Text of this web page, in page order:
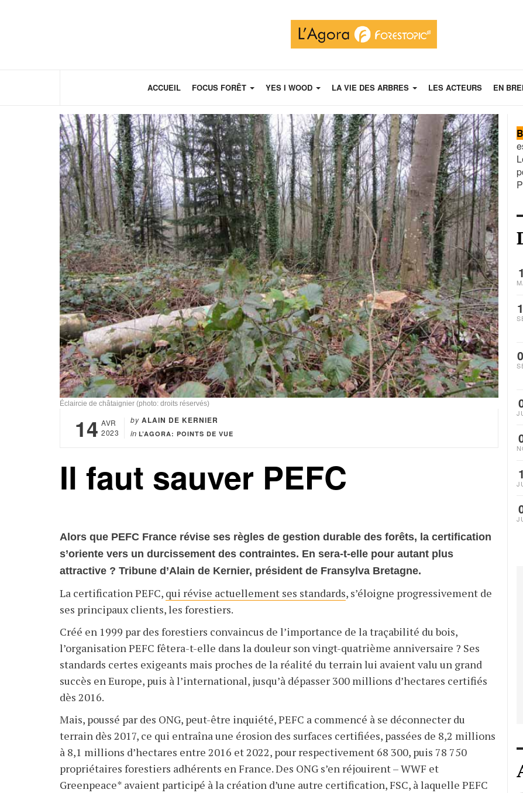
ACCUEIL FOCUS FORÊT YES I WOOD LA VIE DES ARBRES LES ACTEURS EN
Éclaircie de châtaignier (photo: droits réservés)
14 AVR
2023
by ALAIN DE KERNIER
in L’AGORA: POINTS DE VUE
Il faut sauver PEFC
Alors que PEFC France révise ses règles de gestion durable des forêts, la certification
s’oriente vers un durcissement des contraintes. En sera-t-elle pour autant plus
attractive ? Tribune d’Alain de Kernier, président de Fransylva Bretagne.
La certification PEFC, qui révise actuellement ses standards, s’éloigne progressivement de
ses principaux clients, les forestiers.
Créé en 1999 par des forestiers convaincus de l’importance de la traçabilité du bois,
l’organisation PEFC fêtera-t-elle dans la douleur son vingt-quatrième anniversaire ? Ses
standards certes exigeants mais proches de la réalité du terrain lui avaient valu un grand
succès en Europe, puis à l’international, jusqu’à dépasser 300 millions d’hectares certifiés
dès 2016.
Mais, poussé par des ONG, peut-être inquiété, PEFC a commencé à se déconnecter du
terrain dès 2017, ce qui entraîna une érosion des surfaces certifiées, passées de 8,2 millions
à 8,1 millions d’hectares entre 2016 et 2022, pour respectivement 68 300, puis 78 750
propriétaires forestiers adhérents en France. Des ONG s’en réjouirent – WWF et
Greenpeace* avaient participé à la création d’une autre certification, FSC, à laquelle PEFC